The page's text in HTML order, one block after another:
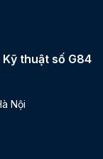
thuật số G84
Nội